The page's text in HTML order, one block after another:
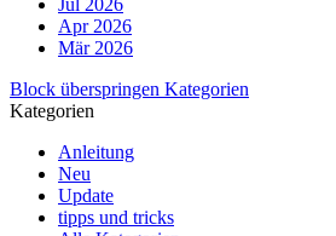
Jul 2026
Apr 2026
Mär 2026
Block überspringen Kategorien
Kategorien
Anleitung
Neu
Update
tipps und tricks